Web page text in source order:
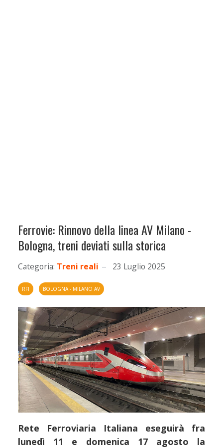
Ferrovie: Rinnovo della linea AV Milano -
Bologna, treni deviati sulla storica
Categoria: Treni reali 23 Luglio 2025
RFI BOLOGNA - MILANO AV
Rete Ferroviaria Italiana eseguirà fra
lunedì 11 e domenica 17 agosto la